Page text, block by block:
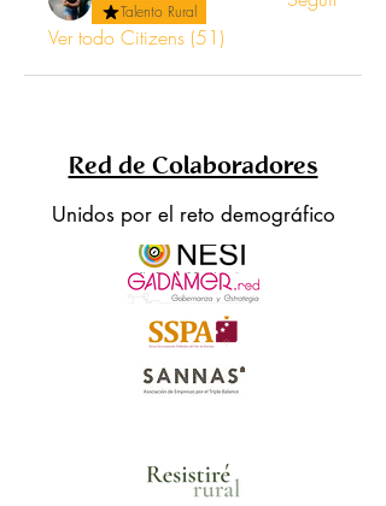
Talento Rural
Ver todo Citizens (51)
Red de Colaboradores
Unidos por el reto demográfico